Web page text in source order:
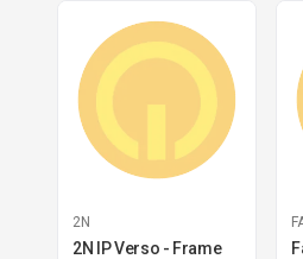
2N
2N IP Verso - Frame